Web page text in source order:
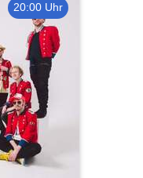
20:00 Uhr